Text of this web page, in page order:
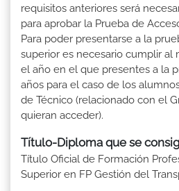
requisitos anteriores será
para aprobar la Prueba de
Para poder presentarse a la
superior es necesario cumplir al
el año en el que presentes a la
años para el caso de los
de Técnico (relacionado con el
quieran acceder).
Título-Diploma que se
Título Oficial de Formación
Superior en FP Gestión del